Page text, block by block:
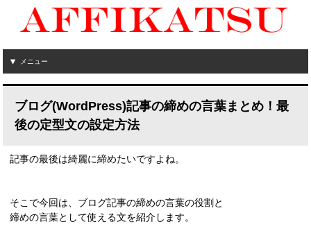
メニュー
ブログ(WordPress)記事の締めの言葉まとめ！最
後の定型文の設定方法
記事の最後は綺麗に締めたいですよね。
そこで今回は、ブログ記事の締めの言葉の役割と
締めの言葉として使える文を紹介します。